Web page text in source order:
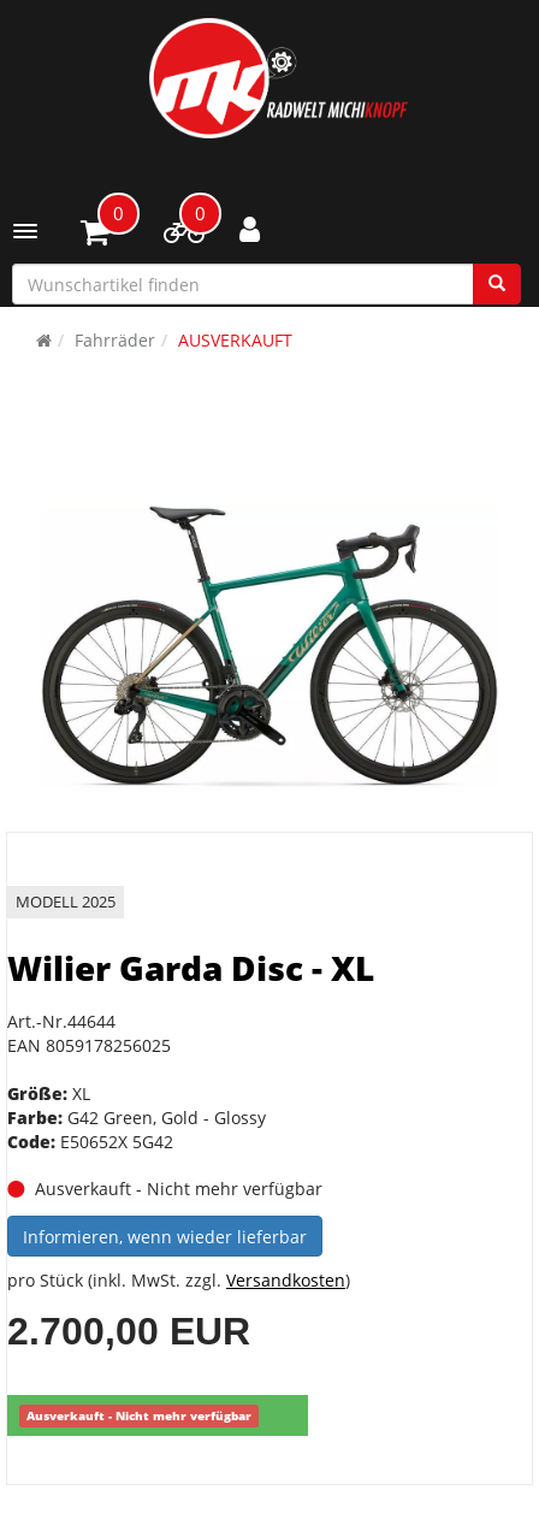
Toggle navigation
0 0
Fahrräder AUSVERKAUFT
MODELL 2025
Wilier Garda Disc - XL
Art.-Nr.44644
EAN 8059178256025
Größe: XL
Farbe: G42 Green, Gold - Glossy
Code: E50652X 5G42
Ausverkauft - Nicht mehr verfügbar
Informieren, wenn wieder lieferbar
pro Stück (inkl. MwSt. zzgl. Versandkosten)
2.700,00 EUR
Ausverkauft - Nicht mehr verfügbar